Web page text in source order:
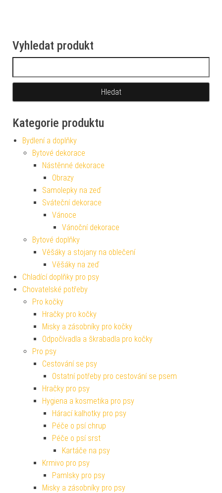
Vyhledat produkt
Kategorie produktu
Bydlení a doplňky
Bytové dekorace
Nástěnné dekorace
Obrazy
Samolepky na zeď
Sváteční dekorace
Vánoce
Vánoční dekorace
Bytové doplňky
Věšáky a stojany na oblečení
Věšáky na zeď
Chladící doplňky pro psy
Chovatelské potřeby
Pro kočky
Hračky pro kočky
Misky a zásobníky pro kočky
Odpočívadla a škrabadla pro kočky
Pro psy
Cestování se psy
Ostatní potřeby pro cestování se psem
Hračky pro psy
Hygiena a kosmetika pro psy
Hárací kalhotky pro psy
Péče o psí chrup
Péče o psí srst
Kartáče na psy
Krmivo pro psy
Pamlsky pro psy
Misky a zásobníky pro psy